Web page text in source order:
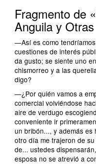
Fragmento de
Anguila y
—Así es como
cuestiones de interés
da gusto; se siente uno
chismorreo y a las
digo?
—¿Por quién vamos a
comercial volviéndose
aire de verdugo
conveniente ir
un bribón..., y además es
otro día me trajeron de
de... ustedes
esposa no se atrevió a